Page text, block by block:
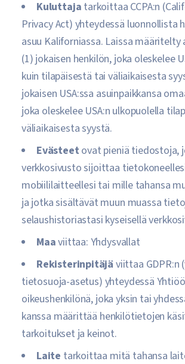
Kuluttaja tarkoittaa CCPA:n
Privacy Act) yhteydessä luonnollista
asuu Kaliforniassa. Laissa määritelty
(1) jokaisen henkilön, joka oleskelee
kuin tilapäisestä tai väliaikaisesta
jokaisen USA:ssa asuinpaikkansa
joka oleskelee USA:n ulkopuolella
väliaikaisesta syystä.
Evästeet ovat pieniä tiedostoja,
verkkosivusto sijoittaa
mobiililaitteellesi tai mille tahansa
ja jotka sisältävät muun muassa
selaushistoriastasi kyseisellä
Maaviittaa: Yhdysvallat
Rekisterinpitäjä viittaa GDPR:n
tietosuoja-asetus) yhteydessä
oikeushenkilönä, joka yksin tai
kanssa määrittää henkilötietojen
tarkoitukset ja keinot.
Laite tarkoittaa mitä tahansa